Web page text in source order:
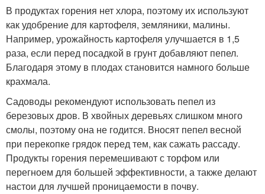
В продуктах горения нет хлора, поэтому их используют
как удобрение для картофеля, земляники, малины.
Например, урожайность картофеля улучшается в 1,5
раза, если перед посадкой в грунт добавляют пепел.
Благодаря этому в плодах становится намного больше
крахмала.
Садоводы рекомендуют использовать пепел из
березовых дров. В хвойных деревьях слишком много
смолы, поэтому она не годится. Вносят пепел весной
при перекопке грядок перед тем, как сажать рассаду.
Продукты горения перемешивают с торфом или
перегноем для большей эффективности, а также делают
настои для лучшей проницаемости в почву.